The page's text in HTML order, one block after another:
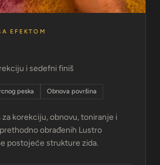
EFEKTOM
i sedefni finiš
peska Obnova površina
korekciju, obnovu, toniranje i
obrađenih Lustro
postojeće strukture zida.